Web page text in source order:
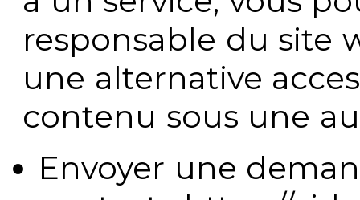
responsable du site
une alternative
contenu sous une
Envoyer une